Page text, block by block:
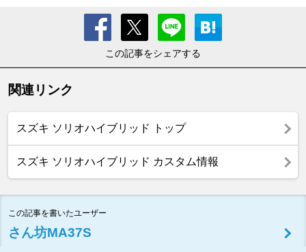
この記事をシェアする
関連リンク
スズキ ソリオハイブリッド トップ
スズキ ソリオハイブリッド カスタム情報
この記事を書いたユーザー
さん坊MA37S